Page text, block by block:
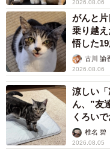
2026.08.06
がんと
乗り越
悟した
古川 諭
2026.08.06
涼しい
ん、”友
くろい
椎名 碧
2026.08.05